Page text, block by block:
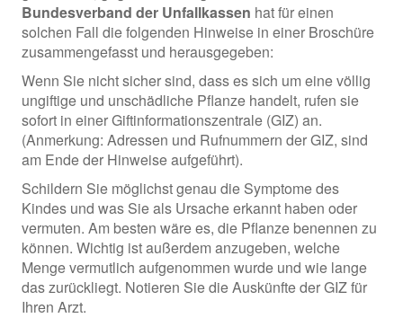
Bundesverband der Unfallkassen hat für einen
solchen Fall die folgenden Hinweise in einer Broschüre
zusammengefasst und herausgegeben:
Wenn Sie nicht sicher sind, dass es sich um eine völlig
ungiftige und unschädliche Pflanze handelt, rufen sie
sofort in einer Giftinformationszentrale (GIZ) an.
(Anmerkung: Adressen und Rufnummern der GIZ, sind
am Ende der Hinweise aufgeführt).
Schildern Sie möglichst genau die Symptome des
Kindes und was Sie als Ursache erkannt haben oder
vermuten. Am besten wäre es, die Pflanze benennen zu
können. Wichtig ist außerdem anzugeben, welche
Menge vermutlich aufgenommen wurde und wie lange
das zurückliegt. Notieren Sie die Auskünfte der GIZ für
Ihren Arzt.